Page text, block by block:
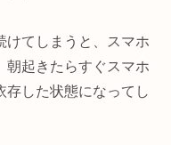
けてしまうと、スマホ
朝起きたらすぐスマホ
存した状態になってし